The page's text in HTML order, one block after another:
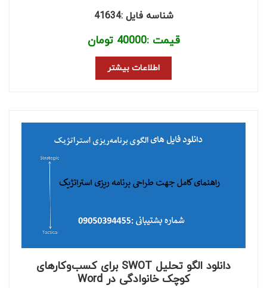
شناسه فایل :41634
قیمت :40000 تومان
اطلاعات بیشتر
دانلود الگو تحلیل SWOT برای کسب‌وکارهای
کوچک خانوادگی در Word